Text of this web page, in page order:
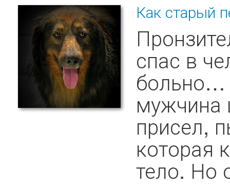
Как старый
спас в
мужчина
присел,
которая
тело. Но